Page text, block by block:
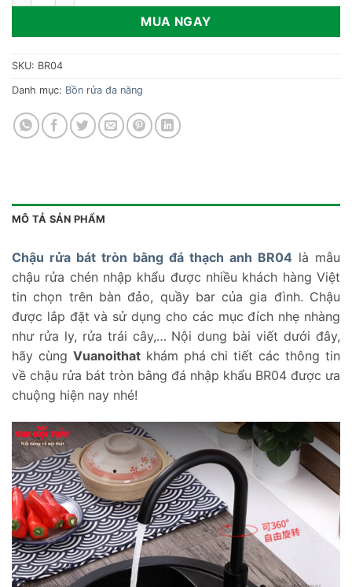
MUA NGAY
SKU: BR04
Danh mục: Bồn rửa đa năng
MÔ TẢ SẢN PHẨM
Chậu rửa bát tròn bằng đá thạch anh BR04 là mẫu
chậu rửa chén nhập khẩu được nhiều khách hàng Việt
tin chọn trên bàn đảo, quầy bar của gia đình. Chậu
được lắp đặt và sử dụng cho các mục đích nhẹ nhàng
như rửa ly, rửa trái cây,… Nội dung bài viết dưới đây,
hãy cùng Vuanoithatkhám phá chi tiết các thông tin
về chậu rửa bát tròn bằng đá nhập khẩu BR04 được ưa
chuộng hiện nay nhé!